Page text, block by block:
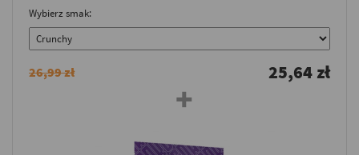
Wybierz smak:
26,99 zł 25,64 zł